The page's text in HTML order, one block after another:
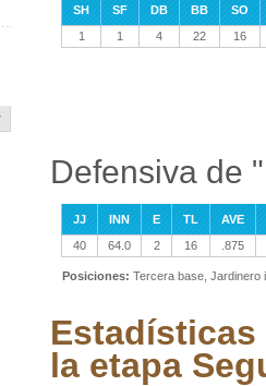
SH SF DB BB
SO
1
1 4 22 16
Defensiva de
JJ INN E TL
AVE
40
64.0 2 16 .875
Posiciones: Tercera base, Jardinero
Estadísticas
la etapa